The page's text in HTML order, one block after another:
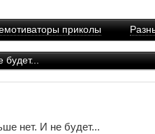
приколы
нет. И не будет...